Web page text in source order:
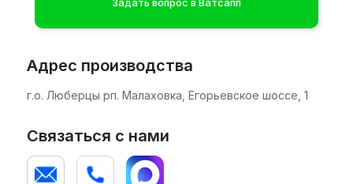
Связаться с нами
г.о. Люберцы рп. Малаховка, Егорьевское шоссе, 1
Адрес производства
Задать вопрос в Ватсапп